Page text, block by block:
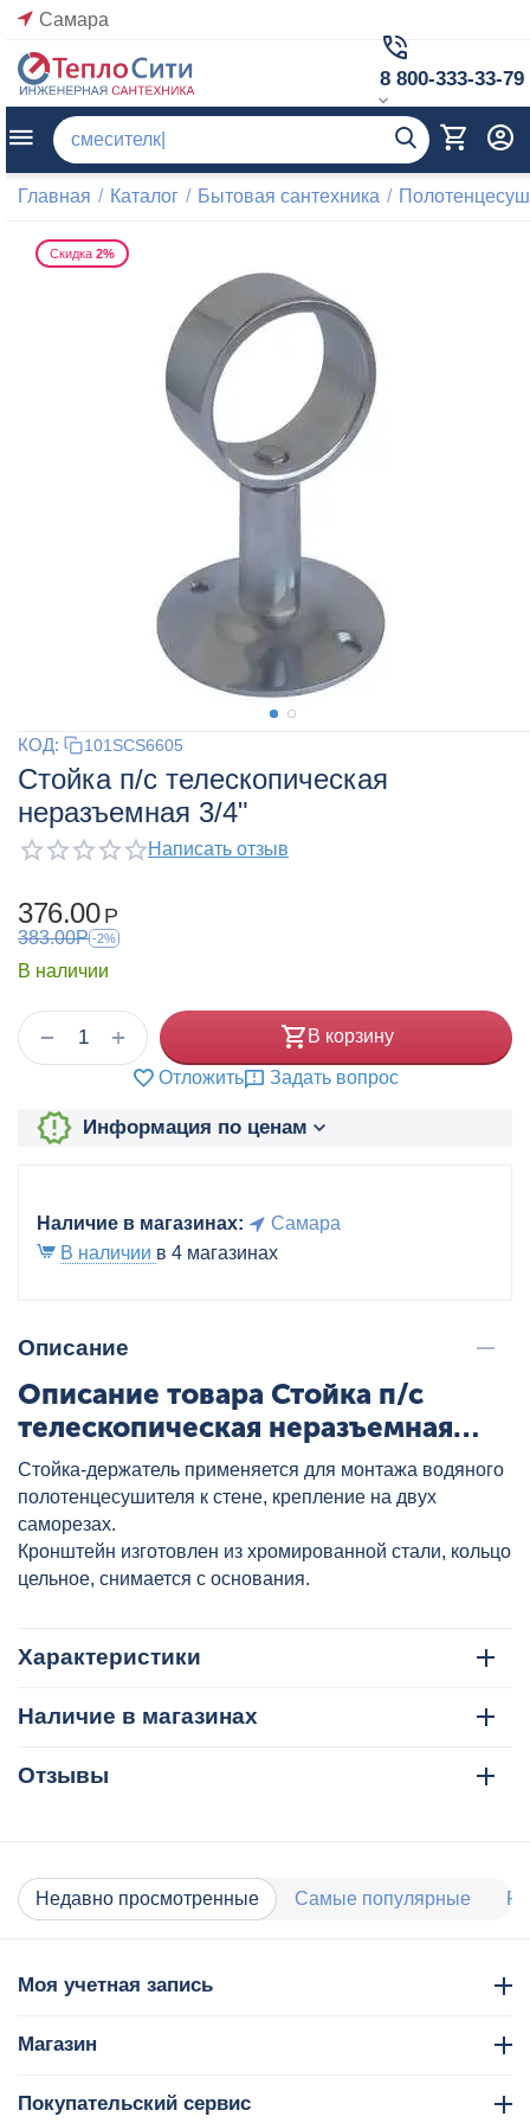
Самара
8 800-333-33-79
Главная / Каталог / Бытовая сантехника /
Скидка 2%
КОД: 101SCS6605
Стойка п/с телескопическая
неразъемная 3/4"
Написать отзыв
376.00 Р
383.00Р -2%
В наличии
+
− В корзину
Отложить Задать вопрос
Информация по ценам
Наличие в магазинах:
Самара
В наличии в 4 магазинах
Описание
Описание товара Стойка п/с
телескопическая неразъемная
3/4", артикул: 101SCS6605
Стойка-держатель применяется для монтажа водяного
полотенцесушителя к стене, крепление на двух
саморезах.
Кронштейн изготовлен из хромированной стали, кольцо
цельное, снимается с основания.
Характеристики
Наличие в магазинах
Отзывы
Недавно просмотренные Самые популярные
Моя учетная запись
Магазин
Покупательский сервис